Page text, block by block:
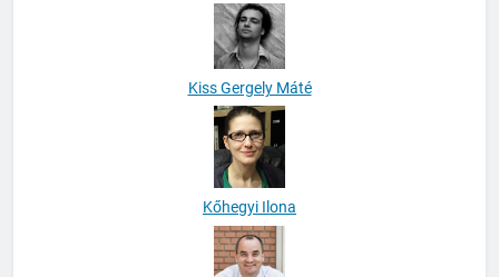
Kisantal Tamás
Kiss Gergely Máté
Kőhegyi Ilona